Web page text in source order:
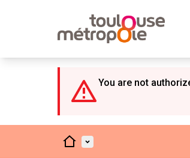
You are not
AccueilMenu principal